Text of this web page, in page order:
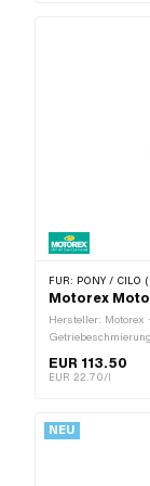
FÜR: PONY / CILO
Motorex
Hersteller: Motorex
EUR 113.50
EUR 22.70/l
NEU